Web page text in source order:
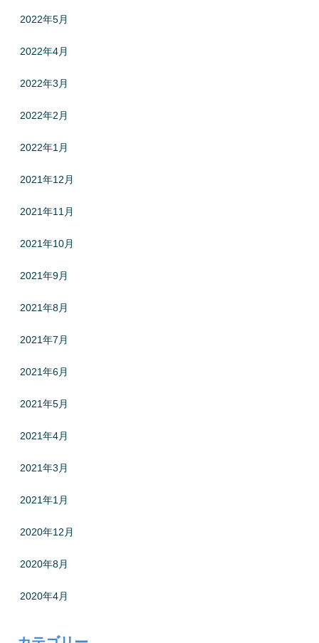
2022年5月
2022年4月
2022年3月
2022年2月
2022年1月
2021年12月
2021年11月
2021年10月
2021年9月
2021年8月
2021年7月
2021年6月
2021年5月
2021年4月
2021年3月
2021年1月
2020年12月
2020年8月
2020年4月